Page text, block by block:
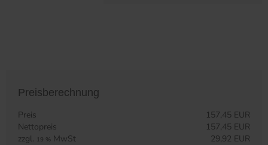
Preisberechnung
Preis
157,45 EUR
Nettopreis
157,45 EUR
zzgl. 19 % MwSt 29,92 EUR